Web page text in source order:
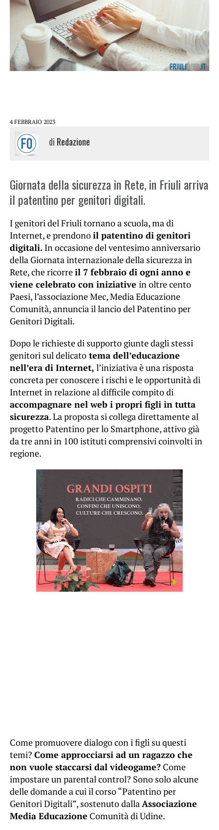
4 FEBBRAIO 2023
di Redazione
Giornata della sicurezza in Rete, in Friuli arriva
il patentino per genitori digitali.
I genitori del Friuli tornano a scuola, ma di
Internet, e prendonoil patentino di genitori
digitali. In occasione del ventesimo anniversario
della Giornata internazionale della sicurezza in
Rete, che ricorreil 7 febbraio di ogni anno e
viene celebrato con iniziative in oltre cento
Paesi, l’associazione Mec, Media Educazione
Comunità, annuncia il lancio del Patentino per
Genitori Digitali.
Dopo le richieste di supporto giunte dagli stessi
genitori sul delicato tema dell’educazione
nell’era di Internet, l’iniziativa è una risposta
concreta per conoscere i rischi e le opportunità di
Internet in relazione al difficile compito di
accompagnare nel web i propri figli in tutta
sicurezza. La proposta si collega direttamente al
progetto Patentino per lo Smartphone, attivo già
da tre anni in 100 istituti comprensivi coinvolti in
regione.
Come promuovere dialogo con i figli su questi
temi? Come approcciarsi ad un ragazzo che
non vuole staccarsi dal videogame? Come
impostare un parental control? Sono solo alcune
delle domande a cui il corso “Patentino per
Genitori Digitali”, sostenuto dallaAssociazione
Media Educazione Comunità di Udine.